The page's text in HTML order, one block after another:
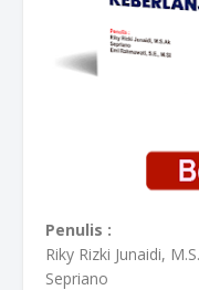
Penulis :
Riky Rizki Junaidi,
Sepriano